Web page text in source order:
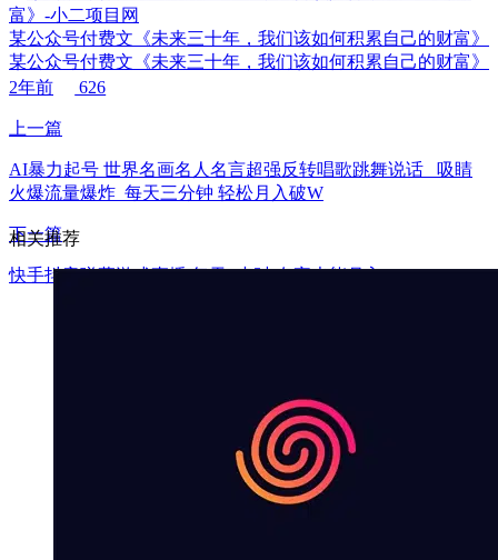
某公众号付费文《未来三十年，我们该如何积累自己的财富》
某公众号付费文《未来三十年，我们该如何积累自己的财富》
2年前
626
上一篇
AI暴力起号 世界名画名人名言超强反转唱歌跳舞说话 吸睛
火爆流量爆炸 每天三分钟 轻松月入破W
下一篇
快手抖音弹幕游戏直播 每天6小时 在家也能月入8k+
相关推荐